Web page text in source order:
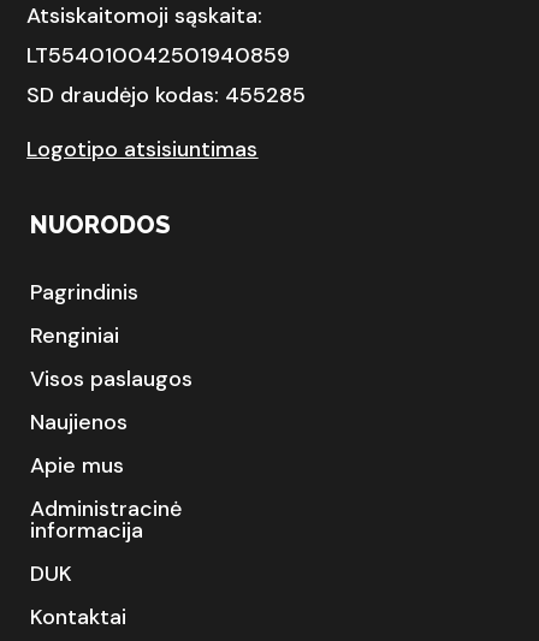
Atsiskaitomoji sąskaita:
LT554010042501940859
SD draudėjo kodas: 455285
Logotipo atsisiuntimas
NUORODOS
Pagrindinis
Renginiai
Visos paslaugos
Naujienos
Apie mus
Administracinė
informacija
DUK
Kontaktai